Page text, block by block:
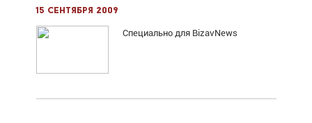
15 сентября 2009
Специально для BizavNews